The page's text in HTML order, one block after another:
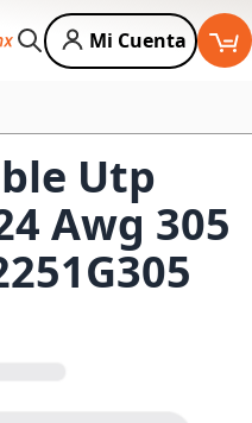
Buscar
Mi Cuenta
Utp
Awg 305